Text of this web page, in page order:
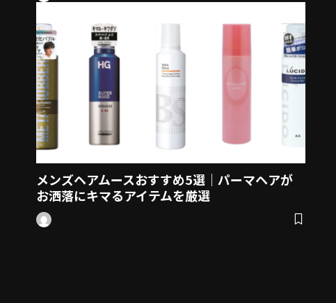
メンズヘアムースおすすめ5選｜パーマヘアが
お洒落にキマるアイテムを厳選